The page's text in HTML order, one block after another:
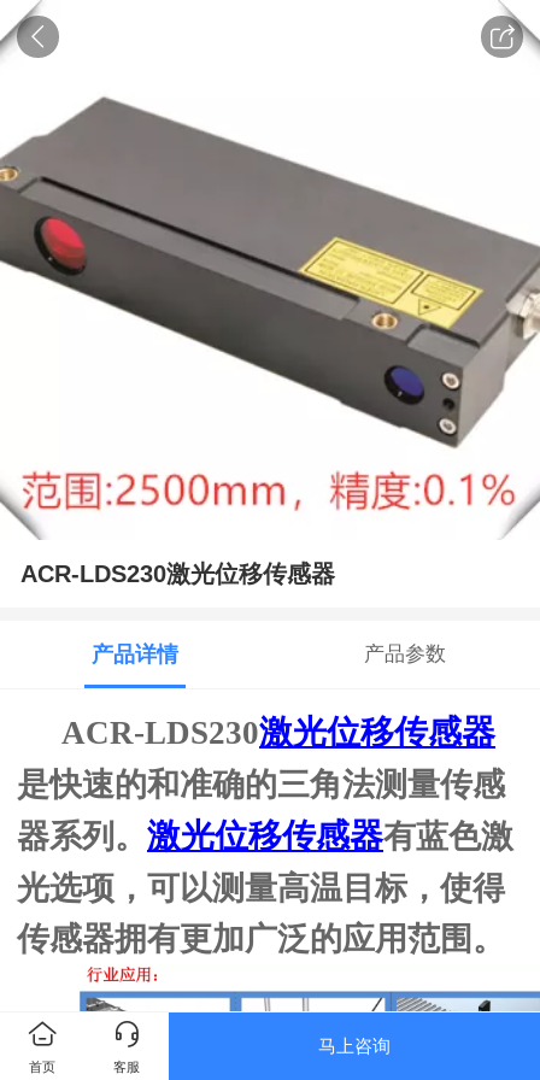
ACR-LDS230激光位移传感器
产品详情 产品参数
ACR-LDS230激光位移传感器
是快速的和准确的三角法测量传感
器系列。 激光位移传感器有蓝色激
光选项， 可以测量高温目标，使得
传感器拥有更加广泛的应用范围 。
首页 客服
马上咨询